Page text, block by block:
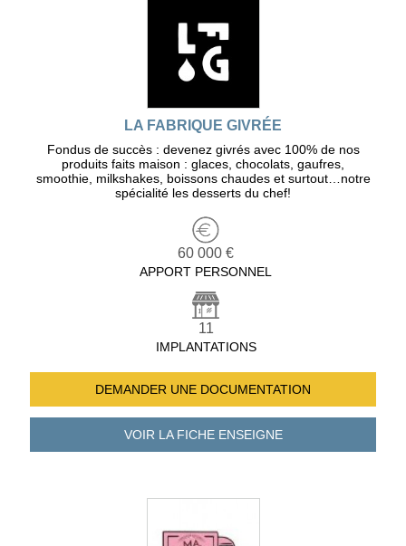
LA FABRIQUE GIVRÉE
Fondus de succès : devenez givrés avec 100% de nos
produits faits maison : glaces, chocolats, gaufres,
smoothie, milkshakes, boissons chaudes et surtout…notre
spécialité les desserts du chef!
60 000 €
APPORT PERSONNEL
11
IMPLANTATIONS
DEMANDER UNE DOCUMENTATION
VOIR LA FICHEENSEIGNE